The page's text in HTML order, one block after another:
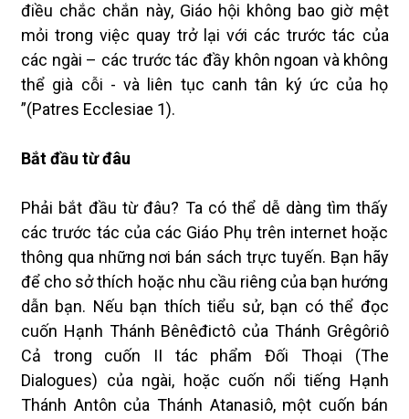
điều chắc chắn này, Giáo hội không bao giờ mệt
mỏi trong việc quay trở lại với các trước tác của
các ngài – các trước tác đầy khôn ngoan và không
thể già cỗi - và liên tục canh tân ký ức của họ
”(Patres Ecclesiae 1).
Bắt đầu từ đâu
Phải bắt đầu từ đâu? Ta có thể dễ dàng tìm thấy
các trước tác của các Giáo Phụ trên internet hoặc
thông qua những nơi bán sách trực tuyến. Bạn hãy
để cho sở thích hoặc nhu cầu riêng của bạn hướng
dẫn bạn. Nếu bạn thích tiểu sử, bạn có thể đọc
cuốn Hạnh Thánh Bênêđictô của Thánh Grêgôriô
Cả trong cuốn II tác phẩm Đối Thoại (The
Dialogues) của ngài, hoặc cuốn nổi tiếng Hạnh
Thánh Antôn của Thánh Atanasiô, một cuốn bán